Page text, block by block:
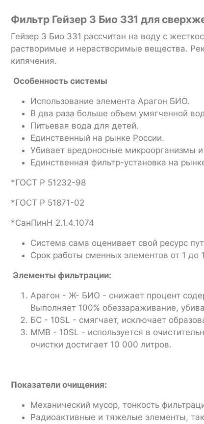
Фильтр Гейзер 3 Био 331 для
Гейзер 3 Био 331 рассчитан на воду с
растворимые и нерастворимые вещества.
кипячения.
Особенность системы
Использование элемента Арагон БИО.
В два раза больше объем умягченной
Питьевая вода для детей.
Единственный на рынке России.
Убивает вредоносные микроорганизмы и
Единственная фильтр-установка на
*ГОСТ Р 51232-98
*ГОСТ Р 51871-02
*СанПинН 2.1.4.1074
Система сама оценивает свой ресурс
Срок работы сменных элементов от 1 до
Элементы фильтрации:
Арагон - Ж- БИО - снижает процент
Выполняет 100% обеззараживание,
БС - 10SL - смягчает, исключает
ММВ - 10SL - используется в
очистки достигает 10 000 литров.
Показатели очищения:
Механический мусор, тонкость
Радиоактивные и тяжелые элементы,